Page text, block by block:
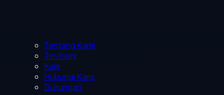
Tentang Kami
Tim Kami
Karir
Hubungi Kami
Dukungan